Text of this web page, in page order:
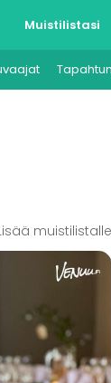
Muistilistasi
muistilistalle